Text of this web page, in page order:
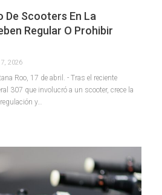
De Scooters En La
Regular O Prohibir
2026
Roo, 17 de abril. - Tras el reciente
307 que involucró a un scooter, crece la
y…